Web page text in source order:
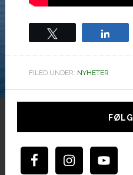
FILED UNDER: NYHETER
Hoved